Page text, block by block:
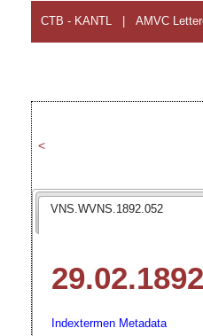
CTB - KANTL AMVC
<
VNS.WVNS.1892.052
Indextermen Metadata